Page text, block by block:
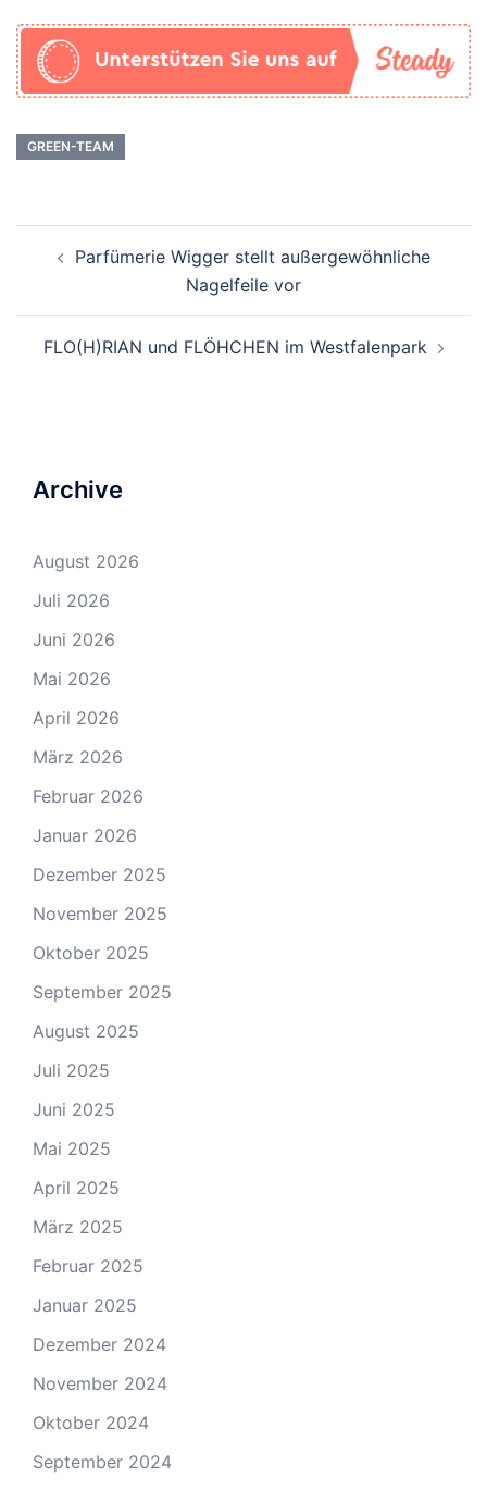
GREEN-TEAM
Navigation
Parfümerie Wigger stellt außergewöhnliche
Nagelfeile vor
FLO(H)RIAN und FLÖHCHEN im Westfalenpark
Archive
August 2026
Juli 2026
Juni 2026
Mai 2026
April 2026
März 2026
Februar 2026
Januar 2026
Dezember 2025
November 2025
Oktober 2025
September 2025
August 2025
Juli 2025
Juni 2025
Mai 2025
April 2025
März 2025
Februar 2025
Januar 2025
Dezember 2024
November 2024
Oktober 2024
September 2024